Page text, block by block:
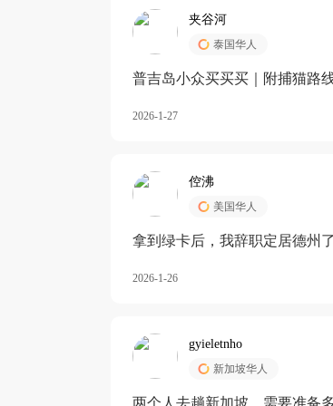
夹谷河
泰国华人
普吉岛小众买买买｜附捕猫路
2026-1-27
倥沸
美国华人
拿到绿卡后，我辞职定居德州了
2026-1-26
gyieletnho
新加坡华人
两个人去趟新加坡，需要准备